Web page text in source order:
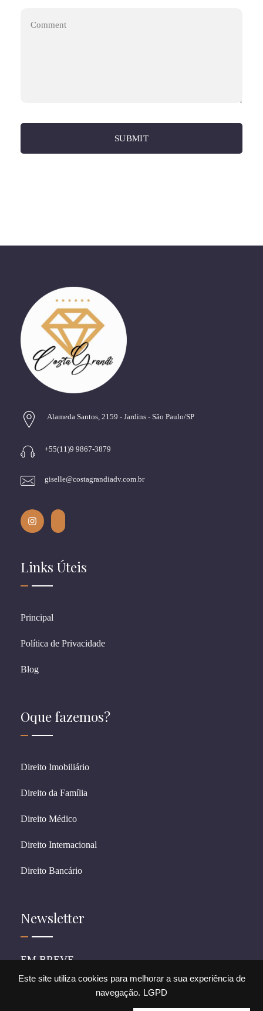
Este site utiliza cookies para melhorar a sua experiência de
navegação. LGPD
Alameda Santos, 2159 - Jardins - São Paulo/SP
+55(11)9 9867-3879
giselle@costagrandiadv.com.br
Links Úteis
Principal
Política de Privacidade
Blog
Oque fazemos?
Direito Imobiliário
Direito da Família
Direito Médico
Direito Internacional
Direito Bancário
Newsletter
EM BREVE